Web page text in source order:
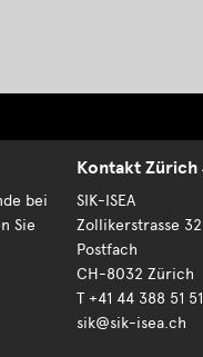
bei
Sie
Kontakt Zürich
SIK-ISEA
Zollikerstrasse 32
Postfach
CH-8032 Zürich
T +41 44 388 51 51
sik@sik-isea.ch